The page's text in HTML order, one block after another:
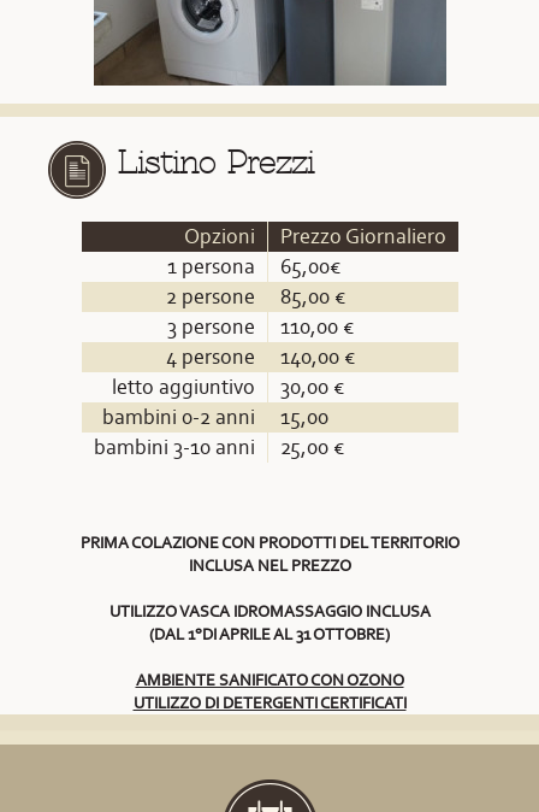
Listino Prezzi
Opzioni
Prezzo Giornaliero
1 persona
65,00€
2 persone
85,00 €
3 persone
110,00 €
4 persone
140,00 €
letto aggiuntivo
30,00 €
bambini 0-2 anni
15,00
bambini 3-10 anni
25,00 €
PRIMA COLAZIONE CON PRODOTTI DEL TERRITORIO
INCLUSA NEL PREZZO
UTILIZZO VASCA IDROMASSAGGIO INCLUSA
(DAL 1°DI APRILE AL 31 OTTOBRE)
AMBIENTE SANIFICATO CON OZONO
UTILIZZO DI DETERGENTI CERTIFICATI